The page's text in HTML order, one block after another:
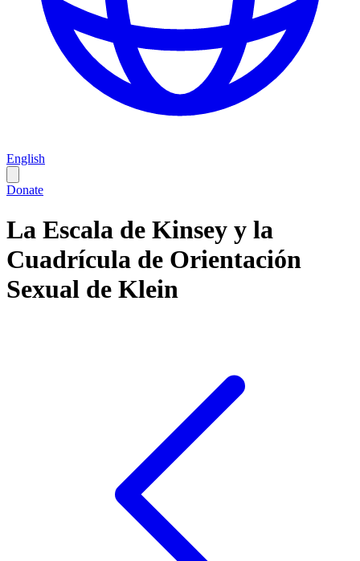
English
Donate
La Escala de Kinsey y la
Cuadrícula de Orientación
Sexual de Klein